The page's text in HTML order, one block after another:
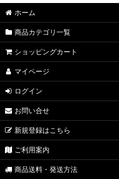
ホーム
商品カテゴリ一覧
ショッピングカート
マイページ
ログイン
お問い合せ
新規登録はこちら
ご利用案内
商品送料・発送方法